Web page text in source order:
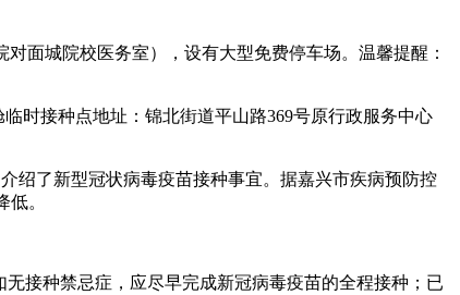
面城院校医务室），设有大型免费停车场。温馨提醒：
时接种点地址：锦北街道平山路369号原行政服务中心
绍了新型冠状病毒疫苗接种事宜。据嘉兴市疾病预防控
。
接种禁忌症，应尽早完成新冠病毒疫苗的全程接种；已